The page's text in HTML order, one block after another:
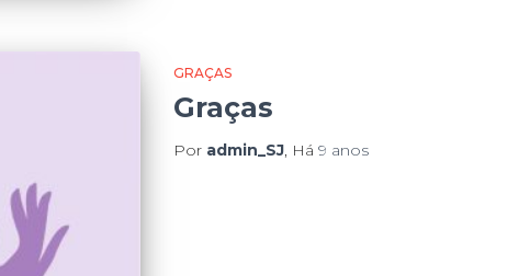
GRAÇAS
Graças
Por admin_SJ, Há 9 anos